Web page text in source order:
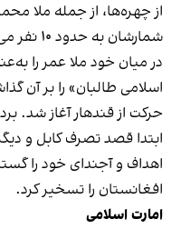
از چهره‌ها، از جمله ملا
شمارشان
در میان خود ملا عمر را
اسلامی طالبان» را بر آن
حرکت از قندهار آغاز شد.
ابتدا قصد تصرف کابل و
اهداف و آجندای خود را
افغانستان را تسخیر کرد.
امارت اسلامی